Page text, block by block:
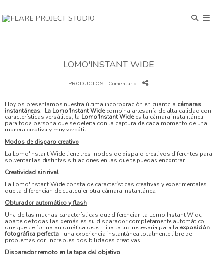
LOMO'INSTANT WIDE
PRODUCTOS - Comentario -
Hoy os presentamos nuestra última incorporación en cuanto a cámaras
instantáneas. La Lomo'Instant Widecombina artesanía de alta calidad con
características versátiles, la Lomo'Instant Widees la cámara instantánea
para toda persona que se deleita con la captura de cada momento de una
manera creativa y muy versátil.
Modos de disparo creativo
La Lomo'Instant Wide tiene tres modos de disparo creativos diferentes para
solventar las distintas situaciones en las que te puedas encontrar.
Creatividad sin rival
La Lomo'Instant Wide consta de características creativas y experimentales
que la diferencian de cualquier otra cámara instantánea.
Obturador automático y flash
Una de las muchas características que diferencian la Lomo'Instant Wide,
aparte de todas las demás es su disparador completamente automático,
que que de forma automática determina la luz necesaria para la exposición
fotográfica perfecta - una experiencia instantánea totalmente libre de
problemas con increíbles posibilidades creativas.
Disparador remoto en la tapa del objetivo